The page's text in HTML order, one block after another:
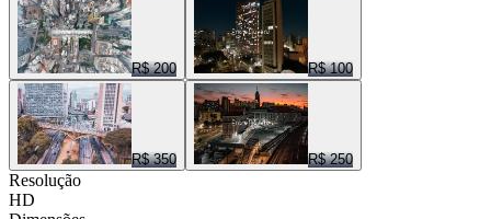
R$ 200 R$ 100
R$ 350 R$ 250
Resolução
HD